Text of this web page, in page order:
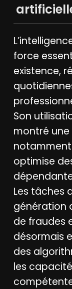
force
existence,
Son
montré
optimise
Les tâches
génération
de fraudes
désormais
des
les